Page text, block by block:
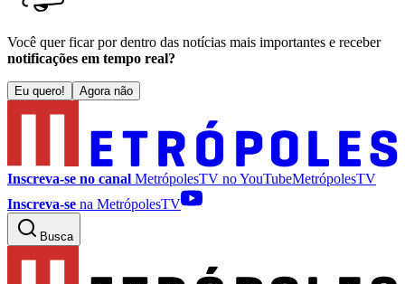
Você quer ficar por dentro das notícias mais importantes e receber
notificações em tempo real?
Eu quero! Agora não
Inscreva-se no canal MetrópolesTV noYouTubeMetrópolesTV
Inscreva-se na MetrópolesTV
Busca